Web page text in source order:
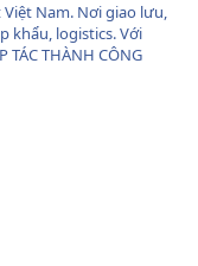
Nam. Nơi giao lưu,
khẩu, logistics. Với
TÁC THÀNH CÔNG